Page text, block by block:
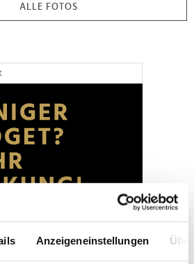
Anzeigeneinstellungen
ALLE FOTOS